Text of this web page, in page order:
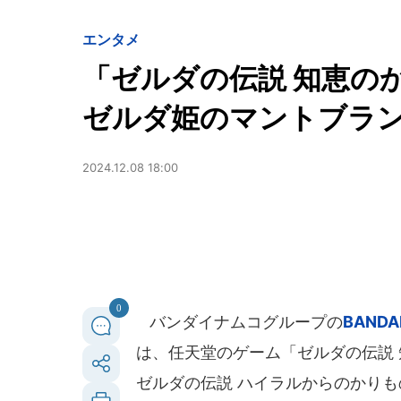
エンタメ
「ゼルダの伝説 知恵
ゼルダ姫のマントブラ
2024.12.08 18:00
0
バンダイナムコグループの
は、任天堂のゲーム「ゼルダの伝
ゼルダの伝説 ハイラルからのかり